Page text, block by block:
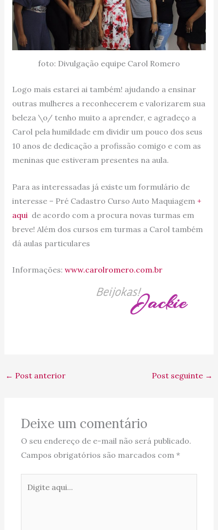
foto: Divulgação equipe Carol Romero
Logo mais estarei ai também! ajudando a ensinar
outras mulheres a reconhecerem e valorizarem sua
beleza \o/ tenho muito a aprender, e agradeço a
Carol pela humildade em dividir um pouco dos seus
10 anos de dedicação a profissão comigo e com as
meninas que estiveram presentes na aula.
Para as interessadas já existe um formulário de
interesse – Pré Cadastro Curso Auto Maquiagem +
aqui de acordo com a procura novas turmas em
breve! Além dos cursos em turmas a Carol também
dá aulas particulares
Informações: www.carolromero.com.br
← Post anterior Post seguinte →
Deixe um comentário
O seu endereço de e-mail não será publicado.
Campos obrigatórios são marcados com *
aqui...